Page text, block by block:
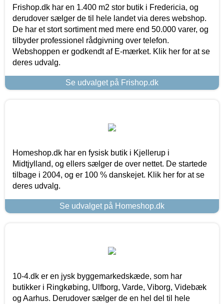
Frishop.dk har en 1.400 m2 stor butik i Fredericia, og
derudover sælger de til hele landet via deres webshop.
De har et stort sortiment med mere end 50.000 varer, og
tilbyder professionel rådgivning over telefon.
Webshoppen er godkendt af E-mærket. Klik her for at se
deres udvalg.
Se udvalget på Frishop.dk
Homeshop.dk har en fysisk butik i Kjellerup i
Midtjylland, og ellers sælger de over nettet. De startede
tilbage i 2004, og er 100 % danskejet. Klik her for at se
deres udvalg.
Se udvalget på Homeshop.dk
10-4.dk er en jysk byggemarkedskæde, som har
butikker i Ringkøbing, Ulfborg, Varde, Viborg, Videbæk
og Aarhus. Derudover sælger de en hel del til hele